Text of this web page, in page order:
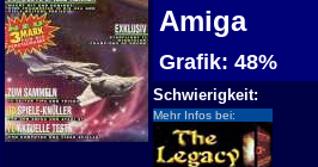
Amiga
Grafik: 48%
Schwierigkeit:
Mehr Infos bei: